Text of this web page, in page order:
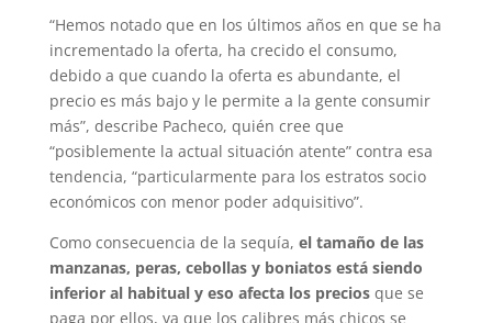
“Hemos notado que en los últimos años en que se ha
incrementado la oferta, ha crecido el consumo,
debido a que cuando la oferta es abundante, el
precio es más bajo y le permite a la gente consumir
más”, describe Pacheco, quién cree que
“posiblemente la actual situación atente” contra esa
tendencia, “particularmente para los estratos socio
económicos con menor poder adquisitivo”.
Como consecuencia de la sequía, el tamaño de las
manzanas, peras, cebollas y boniatos está siendo
inferior al habitual y eso afecta los preciosque se
paga por ellos, ya que los calibres más chicos se